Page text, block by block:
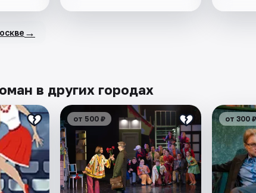
→
в других городах
от 500 ₽ от 300 ₽